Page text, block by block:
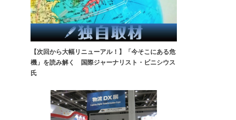
【次回から大幅リニューアル！】「今そこにある危
機」を読み解く 国際ジャーナリスト・ビニシウス
氏